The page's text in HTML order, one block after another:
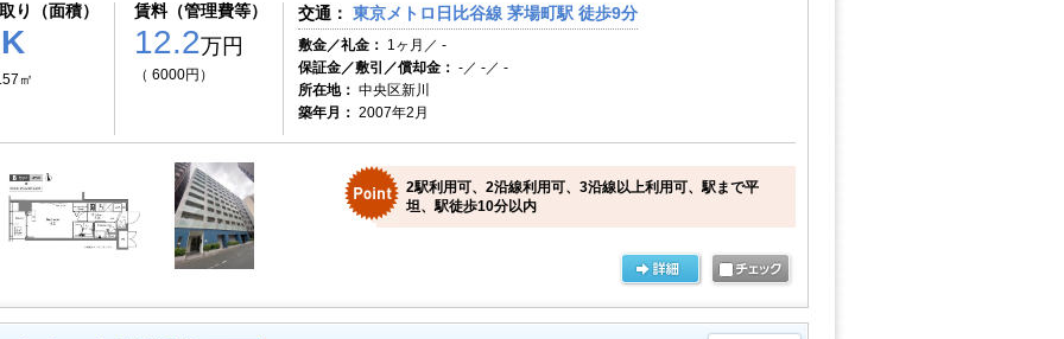
り（面積）
㎡
賃料（管理費等）
12.2万円
（ 6000円）
交通： 東京メトロ日比谷線 茅場町駅 徒歩9分
敷金／礼金： 1ヶ月／ -
保証金／敷引／償却金： -／ -／ -
所在地： 中央区新川
築年月： 2007年2月
2駅利用可、2沿線利用可、3沿線以上利用可、駅まで平
坦、駅徒歩10分以内